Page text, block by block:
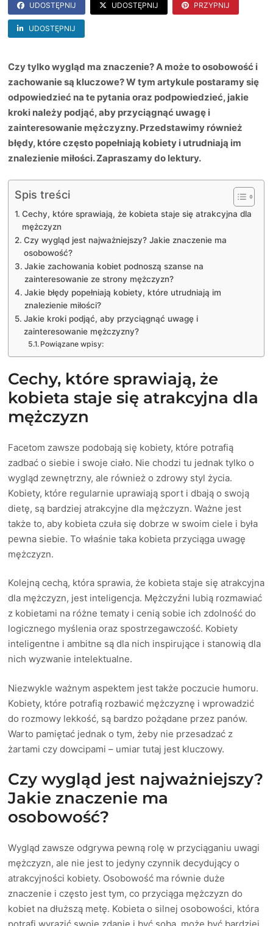
UDOSTĘPNIJ UDOSTĘPNIJ PRZYPNIJ
UDOSTĘPNIJ
Czy tylko wygląd ma znaczenie? A może to osobowość i
zachowanie są kluczowe? W tym artykule postaramy się
odpowiedzieć na te pytania oraz podpowiedzieć, jakie
kroki należy podjąć, aby przyciągnąć uwagę i
zainteresowanie mężczyzny. Przedstawimy również
błędy, które często popełniają kobiety i utrudniają im
znalezienie miłości. Zapraszamy do lektury.
Spis treści
Cechy, które sprawiają, że kobieta staje się atrakcyjna dla
mężczyzn
Czy wygląd jest najważniejszy? Jakie znaczenie ma
osobowość?
Jakie zachowania kobiet podnoszą szanse na
zainteresowanie ze strony mężczyzn?
Jakie błędy popełniają kobiety, które utrudniają im
znalezienie miłości?
Jakie kroki podjąć, aby przyciągnąć uwagę i
zainteresowanie mężczyzny?
Powiązane wpisy:
Cechy, które sprawiają, że
kobieta staje się atrakcyjna dla
mężczyzn
Facetom zawsze podobają się kobiety, które potrafią
zadbać o siebie i swoje ciało. Nie chodzi tu jednak tylko o
wygląd zewnętrzny, ale również o zdrowy styl życia.
Kobiety, które regularnie uprawiają sport i dbają o swoją
dietę, są bardziej atrakcyjne dla mężczyzn. Ważne jest
także to, aby kobieta czuła się dobrze w swoim ciele i była
pewna siebie. To właśnie taka kobieta przyciąga uwagę
mężczyzn.
Kolejną cechą, która sprawia, że kobieta staje się atrakcyjna
dla mężczyzn, jest inteligencja. Mężczyźni lubią rozmawiać
z kobietami na różne tematy i cenią sobie ich zdolność do
logicznego myślenia oraz spostrzegawczość. Kobiety
inteligentne i ambitne są dla nich inspirujące i stanowią dla
nich wyzwanie intelektualne.
Niezwykle ważnym aspektem jest także poczucie humoru.
Kobiety, które potrafią rozbawić mężczyznę i wprowadzić
do rozmowy lekkość, są bardzo pożądane przez panów.
Warto pamiętać jednak o tym, żeby nie przesadzać z
żartami czy dowcipami – umiar tutaj jest kluczowy.
Czy wygląd jest najważniejszy?
Jakie znaczenie ma
osobowość?
Wygląd zawsze odgrywa pewną rolę w przyciąganiu uwagi
mężczyzn, ale nie jest to jedyny czynnik decydujący o
atrakcyjności kobiety. Osobowość ma równie duże
znaczenie i często jest tym, co przyciąga mężczyzn do
kobiet na dłuższą metę. Kobieta o silnej osobowości, która